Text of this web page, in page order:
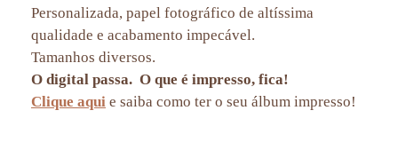
Personalizada, papel fotográfico de altíssima
qualidade e acabamento impecável.
Tamanhos diversos.
O digital passa. O que é impresso, fica!
Clique aqui e saiba como ter o seu álbum impresso!